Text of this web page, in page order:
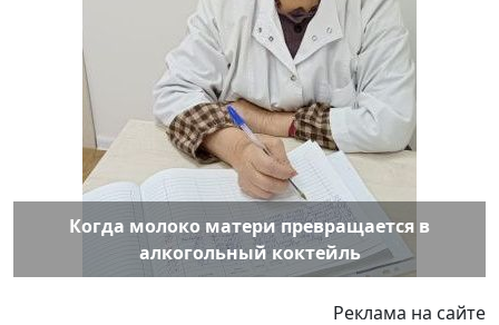
Когда молоко матери превращается в
алкогольный коктейль
Реклама на сайте